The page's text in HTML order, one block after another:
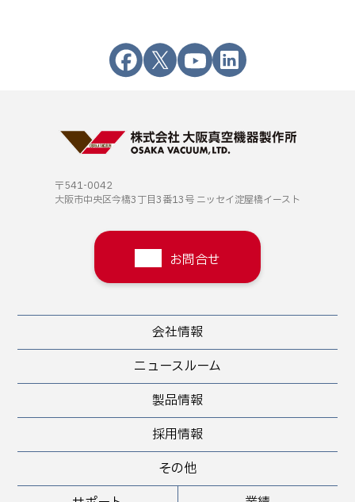
〒541-0042
大阪市中央区今橋3丁目3番13号 ニッセイ淀屋橋イースト
お問合せ
会社情報
ニュースルーム
製品情報
採用情報
その他